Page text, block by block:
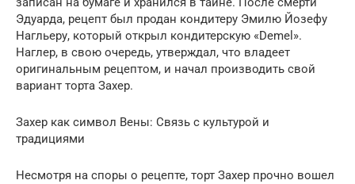
Эдуарда, рецепт был продан кондитеру Эмилю Йозефу
Нагльеру, который открыл кондитерскую «Demel».
Наглер, в свою очередь, утверждал, что владеет
оригинальным рецептом, и начал производить свой
вариант торта Захер.
Захер как символ Вены: Связь с культурой и
традициями
Несмотря на споры о рецепте, торт Захер прочно вошел